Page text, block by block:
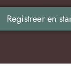
Registreer en